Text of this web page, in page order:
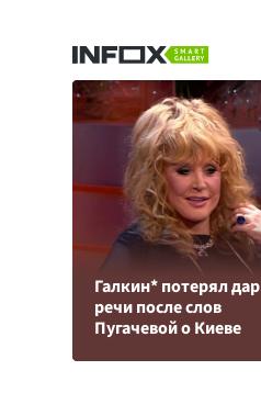
Галкин* потерял дар
речи после слов
Пугачевой о Киеве